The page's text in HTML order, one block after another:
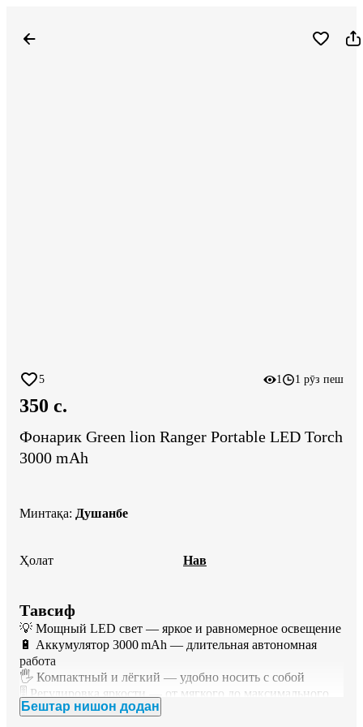
5 1 1 рӯз пеш
350 c.
Фонарик Green lion Ranger Portable LED Torch
3000 mAh
Минтақа: Душанбе
Ҳолат Нав
Тавсиф
💡 Мощный LED свет — яркое и равномерное освещение
🔋 Аккумулятор 3000 mAh — длительная автономная
работа
🖐 Компактный и лёгкий — удобно носить с собой
🎚 Регулировка яркости — от мягкого до максимального
света
Бештар нишон додан